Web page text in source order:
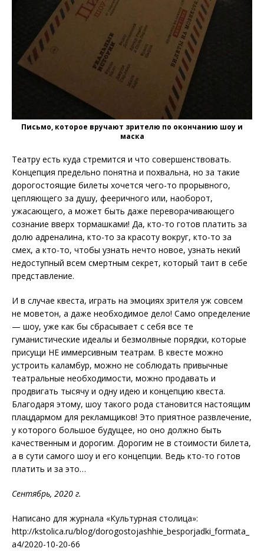
Письмо, которое вручают зрителю по окончанию шоу и
маска
Театру есть куда стремится и что совершенствовать.
Концепция предельно понятна и похвальна, но за такие
дорогостоящие билеты хочется чего-то прорывного,
цепляющего за душу, фееричного или, наоборот,
ужасающего, а может быть даже переворачивающего
сознание вверх тормашками! Да, кто-то готов платить за
долю адреналина, кто-то за красоту вокруг, кто-то за
смех, а кто-то, чтобы узнать нечто новое, узнать некий
недоступный всем смертным секрет, который таит в себе
представление.
И в случае квеста, играть на эмоциях зрителя уж совсем
не моветон, а даже необходимое дело! Само определение
— шоу, уже как бы сбрасывает с себя все те
гуманистические идеалы и безмолвные порядки, которые
присущи НЕ иммерсивным театрам. В квесте можно
устроить каламбур, можно не соблюдать привычные
театральные необходимости, можно продавать и
продвигать тысячу и одну идею и концепцию квеста.
Благодаря этому, шоу такого рода становится настоящим
плацдармом для рекламщиков! Это приятное развлечение,
у которого большое будущее, но оно должно быть
качественным и дорогим. Дорогим не в стоимости билета,
а в сути самого шоу и его концепции. Ведь кто-то готов
платить и за это…
Сентябрь, 2020 г.
Написано для журнала «Культурная столица»:
http://kstolica.ru/blog/dorogostojashhie_besporjadki_formata_
a4/2020-10-20-66